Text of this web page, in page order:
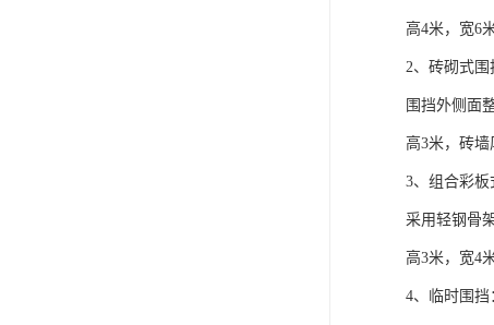
高4米，宽6
2、砖砌式围
围挡外侧面
高3米，砖墙
3、组合彩板
采用轻钢骨
高3米，宽4
4、临时围挡